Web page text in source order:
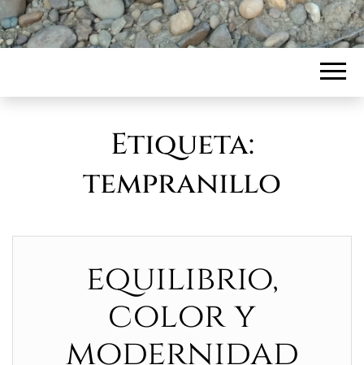
Etiqueta:
tempranillo
equilibrio,
color y
modernidad